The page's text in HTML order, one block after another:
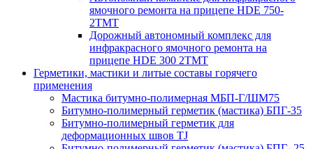
ямочного ремонта на прицепе HDE 750-
2TMT
Дорожный автономный комплекс для
инфракрасного ямочного ремонта на
прицепе HDE 300 2TMT
Герметики, мастики и литые составы горячего
применения
Мастика битумно-полимерная МБП-Г/ШМ75
Битумно-полимерный герметик (мастика) БПГ-35
Битумно-полимерный герметик для
деформационных швов TJ